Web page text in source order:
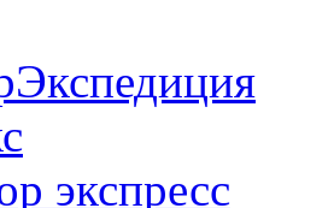
экспресс